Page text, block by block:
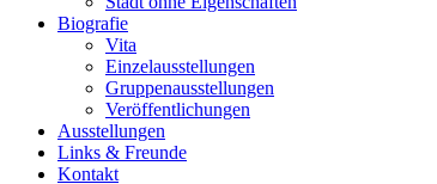
Biografie
Vita
Einzelausstellungen
Gruppenausstellungen
Veröffentlichungen
Ausstellungen
Links & Freunde
Kontakt